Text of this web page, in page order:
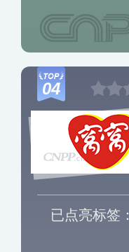
04
已点亮标签：